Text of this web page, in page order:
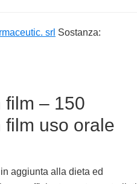
srl Sostanza:
film – 150
film uso orale
aggiunta alla dieta ed